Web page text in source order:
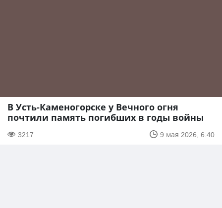
В Усть-Каменогорске у Вечного огня
почтили память погибших в годы войны
3217 9 мая 2026, 6:40